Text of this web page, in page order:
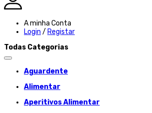
A minha Conta
Login / Registar
Todas Categorias
Aguardente
Alimentar
Aperitivos Alimentar